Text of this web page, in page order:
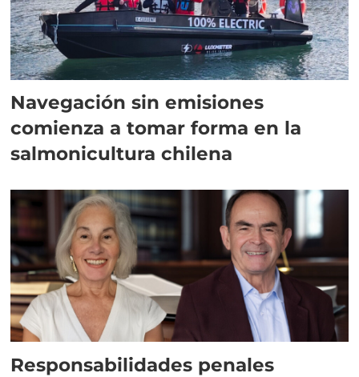
Navegación sin emisiones
comienza a tomar forma en la
salmonicultura chilena
Responsabilidades penales